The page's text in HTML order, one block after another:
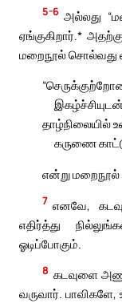
5-6 அல்லது
ஏங்குகிறார்.*
மறைநூல் சொல்வது
தாழ்நிலையில்
கருணை
என்று மறைநூல்
7 எனவே,
எதிர்த்து
ஓடிப்போகும்.
8 கடவுளை
வருவார்.